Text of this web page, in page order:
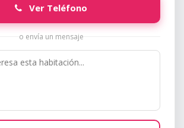
Ver Teléfono
o envía un mensaje